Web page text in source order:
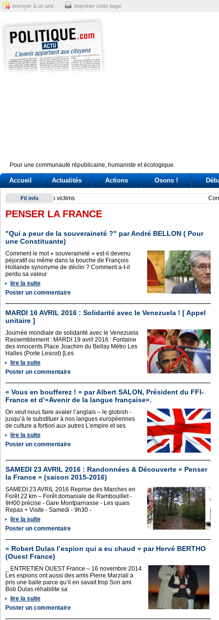
envoyer à un ami imprimer cette page
Pour une communauté républicaine, humaniste et écologique.
Accueil Actualités Actions Osons !
Fil info Conte e l'audizione in Commissione Covid: tre ore di
PENSER LA FRANCE
"Qui a peur de la souveraineté ?" par André BELLON ( Pour
une Constituante)
Comment le mot « souveraineté » est-il devenu
péjoratif ou même dans la bouche de François
Hollande synonyme de déclin ? Comment a-t-il
perdu sa valeur
lire la suite
Poster un commentaire
MARDI 16 AVRIL 2016 : Solidarité avec le Venezuela ! [ Appel
unitaire ]
Journée mondiale de solidarité avec le Venezuela
Rassemblement : MARDI 19 avril 2016 : Fontaine
des innocents Place Joachim du Bellay Métro Les
Halles (Porte Lescot) [Les
lire la suite
Poster un commentaire
« Vous en boufferez ! » par Albert SALON, Président du FFI-
France et d’«Avenir de la langue française».
On veut nous faire avaler l’anglais – le globish -
jusqu’à le substituer à nos langues européennes
de culture a fortiori aux autres L’empire et ses
lire la suite
Poster un commentaire
SAMEDI 23 AVRIL 2016 : Randonnées & Découverte « Penser
la France » (saison 2015-2016)
SAMEDI 23 AVRIL 2016 Reprise des Marches en
Forêt 22 km – Forêt domaniale de Rambouillet -
9H00 précise - Gare Montparnasse - Les quais
Repas + Visite - Samedi - 9h30 -
lire la suite
Poster un commentaire
« Robert Dulas l’espion qui a eu chaud » par Hervé BERTHO
(Ouest France)
_ ENTRETIEN OUEST France – 16 novembre 2014
Les espions ont aussi des amis Pierre Marziali a
pris une balle parce qu’il en savait trop Son ami
Bob Dulas réhabilite sa
lire la suite
Poster un commentaire